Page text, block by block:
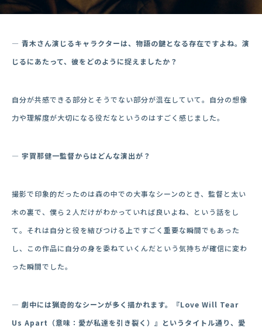
― 青木さん演じるキャラクターは、物語の鍵となる存在ですよね。演
じるにあたって、彼をどのように捉えましたか？
自分が共感できる部分とそうでない部分が混在していて。自分の想像
力や理解度が大切になる役だなというのはすごく感じました。
― 宇賀那健一監督からはどんな演出が？
撮影で印象的だったのは森の中での大事なシーンのとき、監督と太い
木の裏で、僕ら２人だけがわかっていれば良いよね、という話をし
て。それは自分と役を結びつける上ですごく重要な瞬間でもあった
し、この作品に自分の身を委ねていくんだという気持ちが確信に変わ
った瞬間でした。
― 劇中には猟奇的なシーンが多く描かれます。『Love Will Tear
Us Apart（意味：愛が私達を引き裂く）』というタイトル通り、愛